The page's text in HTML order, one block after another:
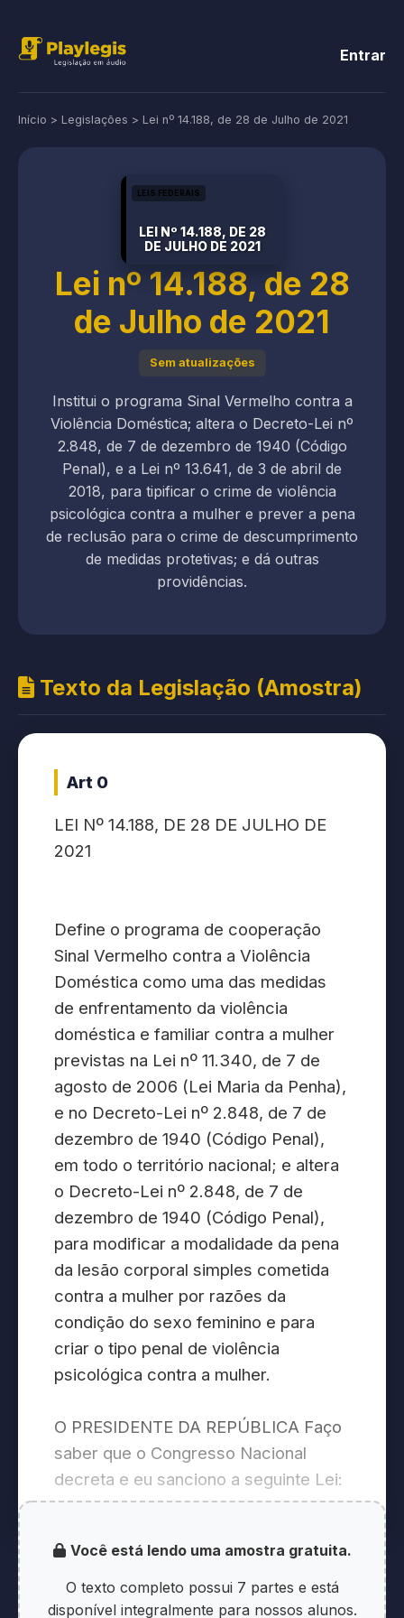
Entrar
Início > Legislações > Lei nº 14.188, de 28 de Julho de 2021
LEIS FEDERAIS
LEI Nº 14.188, DE 28
DE JULHO DE 2021
Lei nº 14.188, de 28
de Julho de 2021
Sem atualizações
Institui o programa Sinal Vermelho contra a
Violência Doméstica; altera o Decreto-Lei nº
2.848, de 7 de dezembro de 1940 (Código
Penal), e a Lei nº 13.641, de 3 de abril de
2018, para tipificar o crime de violência
psicológica contra a mulher e prever a pena
de reclusão para o crime de descumprimento
de medidas protetivas; e dá outras
providências.
Texto da Legislação (Amostra)
Art 0
LEI Nº 14.188, DE 28 DE JULHO DE
2021
Define o programa de cooperação
Sinal Vermelho contra a Violência
Doméstica como uma das medidas
de enfrentamento da violência
doméstica e familiar contra a mulher
previstas na Lei nº 11.340, de 7 de
agosto de 2006 (Lei Maria da Penha),
e no Decreto-Lei nº 2.848, de 7 de
dezembro de 1940 (Código Penal),
em todo o território nacional; e altera
o Decreto-Lei nº 2.848, de 7 de
dezembro de 1940 (Código Penal),
para modificar a modalidade da pena
da lesão corporal simples cometida
contra a mulher por razões da
condição do sexo feminino e para
criar o tipo penal de violência
psicológica contra a mulher.
O PRESIDENTE DA REPÚBLICA Faço
saber que o Congresso Nacional
decreta e eu sanciono a seguinte Lei:
Art. 1º Esta Lei define o programa de
cooperação Sinal Vermelho contra a
Você está lendo uma amostra gratuita.
O texto completo possui 7 partes e está
disponível integralmente para nossos alunos.